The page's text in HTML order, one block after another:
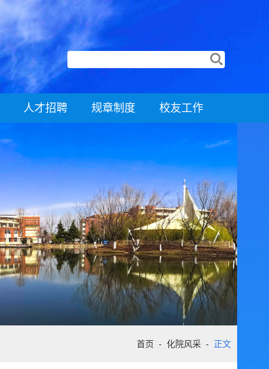
人才招聘 规章制度 校友工作
首页 - 化院风采 - 正文